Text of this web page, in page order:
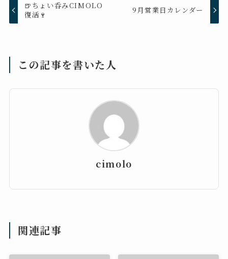
🍺ちょい呑みCIMOLO
復活🍷
9月営業日カレンダー
この記事を書いた人
cimolo
関連記事